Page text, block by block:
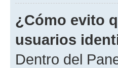
¿Cómo evito
usuarios
Dentro del